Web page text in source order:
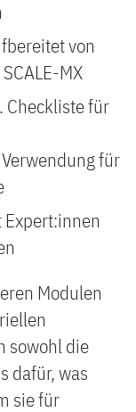
von
MX
Checkliste für
für
Modulen
sowohl die
dafür, was
sie für